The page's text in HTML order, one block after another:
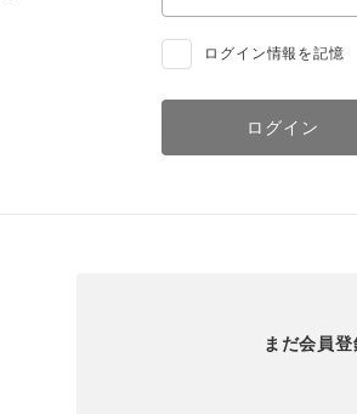
ログイン情報を記憶
まだ会員